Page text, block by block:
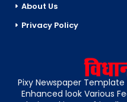
About Us
Privacy Policy
Pixy Newspaper
Enhanced look Various